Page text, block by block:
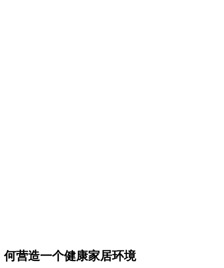
何营造一个健康家居环境